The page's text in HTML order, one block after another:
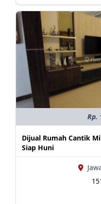
Rp.
Dijual Rumah Cantik
Siap Huni